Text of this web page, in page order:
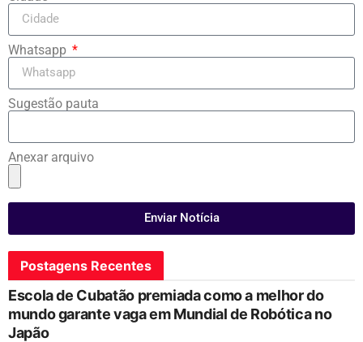
Whatsapp
Sugestão pauta
Anexar arquivo
Enviar Notícia
Postagens Recentes
Escola de Cubatão premiada como a melhor do
mundo garante vaga em Mundial de Robótica no
Japão